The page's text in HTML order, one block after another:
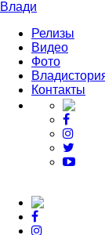
Влади
Релизы
Видео
Фото
Контакты